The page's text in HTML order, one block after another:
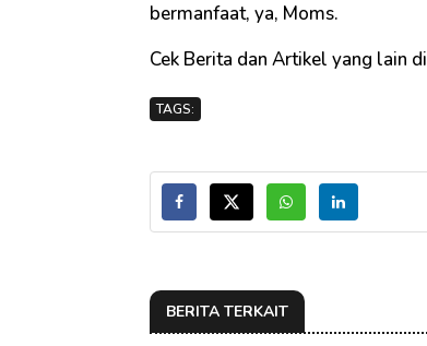
bermanfaat, ya, Moms.
Cek Berita dan Artikel yang lain di
TAGS:
BERITA TERKAIT